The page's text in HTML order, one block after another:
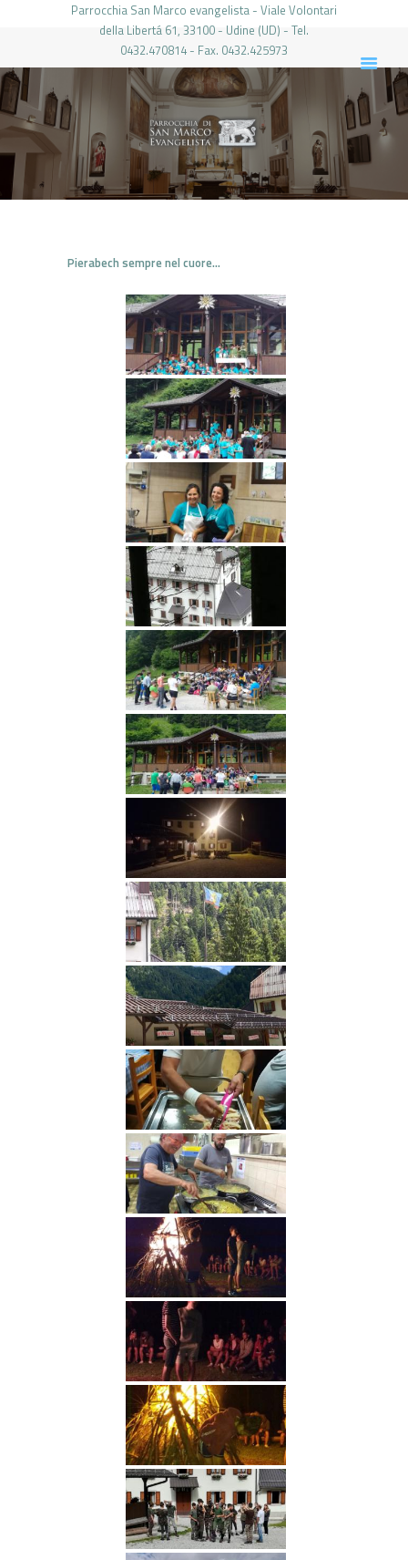
Parrocchia San Marco evangelista - Viale Volontari
della Libertá 61, 33100 - Udine (UD) - Tel.
0432.470814 - Fax. 0432.425973
PARROCCHIA DI SAN MARCO UDINE
HOME
LA PARROCCHIA
IL PARROCO
LE ATTIVITÀ
PIERABECH
CONTATTI
Pierabech sempre nel cuore…